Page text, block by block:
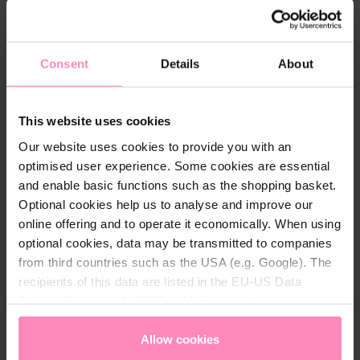
Consent Details About
This website uses cookies
Our website uses cookies to provide you with an
optimised user experience. Some cookies are essential
and enable basic functions such as the shopping basket.
Optional cookies help us to analyse and improve our
online offering and to operate it economically. When using
optional cookies, data may be transmitted to companies
from third countries such as the USA (e.g. Google). The
recipients of this data are listed in the EU-US Data
appropriate level of data protection. You canaccept all
only allow necessary cookies
Allow cookies
BWT Station B.RAIN - Pack de
cartouches de remplacement
Renouvellement des
manchons filtrants de la
station B.RAIN
BIENTÔT À NOUVEAU
Raccordement du
diamètre nominale
3/4"
Station de Protection E1
HWS 3/4 BWT
Station de protection
innovante et multifonctions
contre les impuretés et excès
de pression
BIENTÔT À NOUVEAU